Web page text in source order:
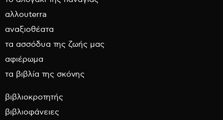
αλλουterra
αναξιοθέατα
τα ασσόδυα της ζωής μας
αφιέρωμα
τα βιβλία της σκόνης
βιβλιοκροτητής
βιβλιοφάνειες